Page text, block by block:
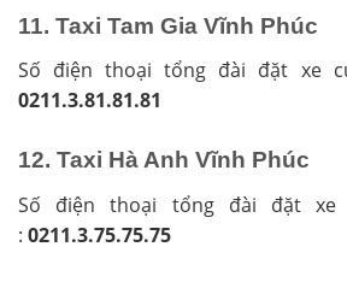
11. Taxi Tam Gia Vĩnh Phúc
Số điện thoại tổng đài đặt xe
0211.3.81.81.81
12. Taxi Hà Anh Vĩnh Phúc
Số điện thoại tổng đài đặt xe
: 0211.3.75.75.75